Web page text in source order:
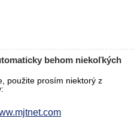
behom niekoľkých
použite prosím niektorý z